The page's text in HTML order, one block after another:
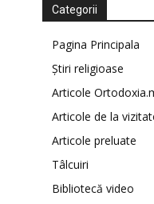
Categorii
Pagina Principala
Știri religioase
Articole
Articole de la
Articole preluate
Tâlcuiri
Bibliotecă video